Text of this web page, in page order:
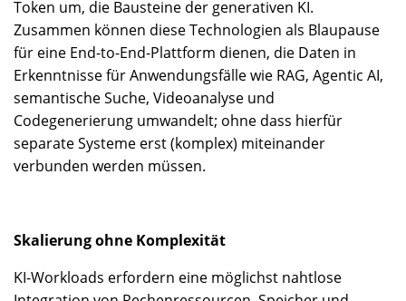
Token um, die Bausteine der generativen KI.
Zusammen können diese Technologien als Blaupause
für eine End-to-End-Plattform dienen, die Daten in
Erkenntnisse für Anwendungsfälle wie RAG, Agentic AI,
semantische Suche, Videoanalyse und
Codegenerierung umwandelt; ohne dass hierfür
separate Systeme erst (komplex) miteinander
verbunden werden müssen.
Skalierung ohne Komplexität
KI-Workloads erfordern eine möglichst nahtlose